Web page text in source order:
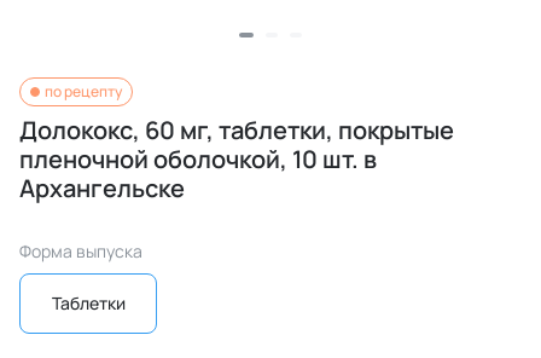
по рецепту
Долококс, 60 мг, таблетки, покрытые
пленочной оболочкой, 10 шт. в
Архангельске
Форма выпуска
Таблетки